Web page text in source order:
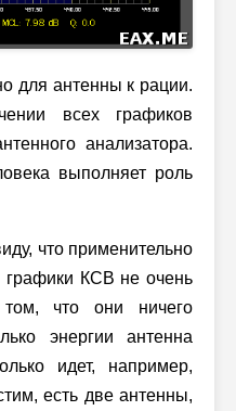
для антенны к рации.
всех графиков
анализатора.
выполняет роль
что применительно
графики КСВ не очень
что они ничего
энергии антенна
идет, например,
есть две антенны,